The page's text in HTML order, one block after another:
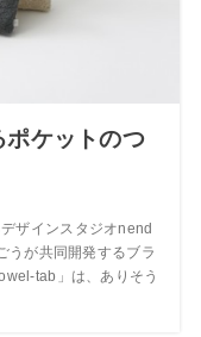
ポケットのつ
ザインスタジオnend
うが共同開発するブラ
tab」は、ありそう